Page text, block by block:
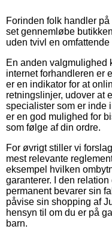
Forinden folk handler
set gennemløbe
uden tvivl en omfattende
En anden
internet forhandleren er
er en indikator for at
retningslinjer, udover at
specialister som er inde
er en god mulighed for
som følge af din ordre.
For øvrigt stiller vi
mest relevante
eksempel hvilken
garanterer. I den
permanent bevarer sin
påvise sin shopping af
hensyn til om du er på
barn.